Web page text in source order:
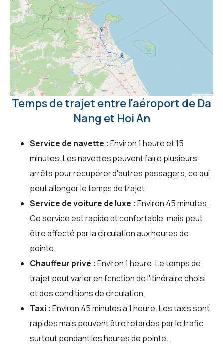
Temps de trajet entre l'aéroport de Da
Nang et Hoi An
Service de navette : Environ 1 heure et 15
minutes. Les navettes peuvent faire plusieurs
arrêts pour récupérer d'autres passagers, ce qui
peut allonger le temps de trajet.
Service de voiture de luxe : Environ 45 minutes.
Ce service est rapide et confortable, mais peut
être affecté par la circulation aux heures de
pointe.
Chauffeur privé : Environ 1 heure. Le temps de
trajet peut varier en fonction de l'itinéraire choisi
et des conditions de circulation.
Taxi : Environ 45 minutes à 1 heure. Les taxis sont
rapides mais peuvent être retardés par le trafic,
surtout pendant les heures de pointe.